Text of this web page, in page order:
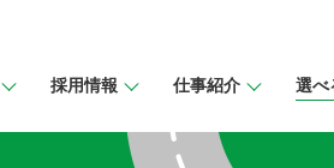
採⽤情報 仕事紹介 選べ